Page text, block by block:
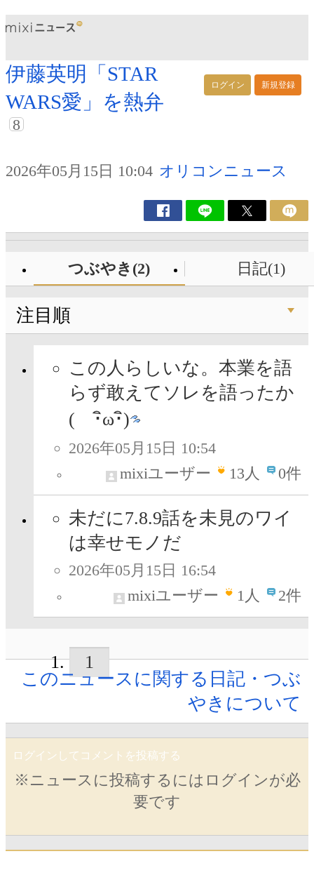
ログイン 新規登録
伊藤英明「STAR
WARS愛」を熱弁
8
2026年05月15日 10:04 オリコンニュース
つぶやき(2) 日記(1)
注目順
この人らしいな。本業を語
らず敢えてソレを語ったか
( ･ิω･ิ)
2026年05月15日 10:54
mixiユーザー
13人 0件
未だに7.8.9話を未見のワイ
は幸せモノだ
2026年05月15日 16:54
mixiユーザー
1人 2件
1
このニュースに関する日記・つぶ
やきについて
ログインしてコメントを投稿する
※ニュースに投稿するにはログインが必
要です